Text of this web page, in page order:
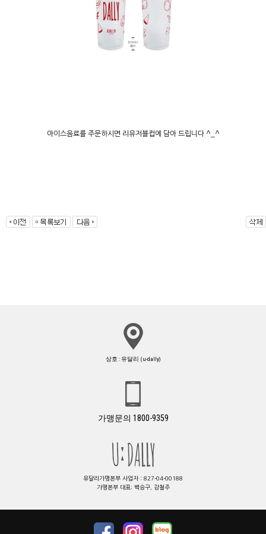
아이스음료를 주문하시면 리유저블컵에 담아 드립니다 ^_^
상호 : 유달리 (u-dally)
가맹문의 1800-9359
유달리가맹본부 사업자 : 827-04-00188
가맹본부 대표: 백승구, 강철주